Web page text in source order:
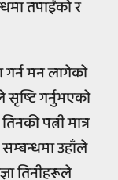
तपाईंको र
मन लागेको
गर्नुभएको
पत्नी मात्र
उहाँले
तिनीहरूले